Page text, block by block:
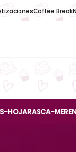
Coffee Break
MERENGUE-